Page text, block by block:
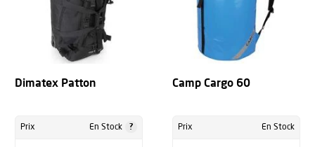
Dimatex Patton
Prix En Stock ?
Camp Cargo 60
Prix En Stock